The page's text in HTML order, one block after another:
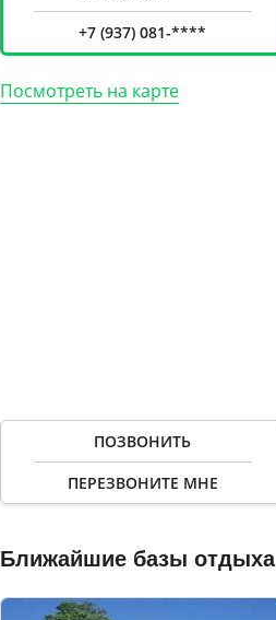
+7 (937) 081-****
Посмотреть на карте
ПОЗВОНИТЬ
ПЕРЕЗВОНИТЕ МНЕ
Ближайшие базы отдыха